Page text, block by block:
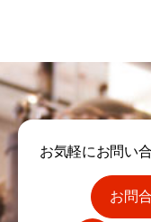
お気軽にお問い
お問